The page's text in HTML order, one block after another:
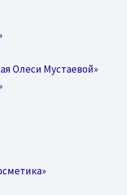
Олеси Мустаевой»